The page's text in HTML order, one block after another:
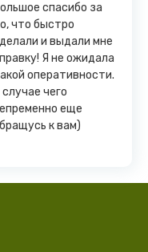
спасибо за
что быстро
и выдали мне
Я не ожидала
оперативности.
случае чего
еще
к вам)